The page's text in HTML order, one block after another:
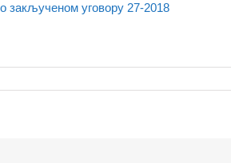
закљученом уговору 27-2018